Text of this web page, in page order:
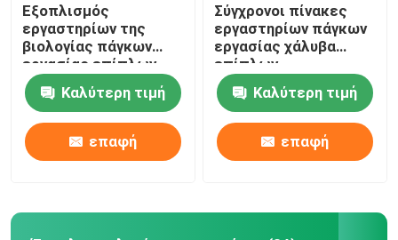
Εξοπλισμός
εργαστηρίων της
βιολογίας πάγκων
εργασίας επίπλων
επιτραπέζιων
σύγχρονος
εργαστηρίων
εργασίας
Καλύτερη τιμή
επαφή
Σύγχρονοι πίνακες
εργαστηρίων πάγκων
εργασίας χάλυβα
επίπλων
εργαστηρίων
νοσοκομείων για το
σχολικό cOem
Καλύτερη τιμή
επαφή